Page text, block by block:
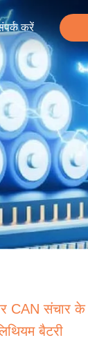
करें
CAN संचार
बैटरी